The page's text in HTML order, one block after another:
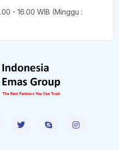
- 16.00 WIB (Minggu :